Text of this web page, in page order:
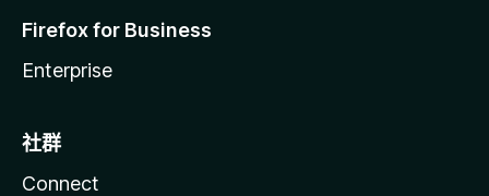
Firefox for Business
Enterprise
社群
Connect